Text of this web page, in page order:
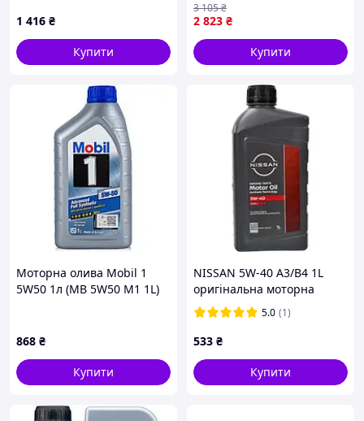
1 416 ₴
Купити
2 823 ₴
3 105₴
Купити
Моторна олива Mobil 1
5W50 1л (MB 5W50 M1 1L)
868 ₴
Купити
NISSAN 5W-40 A3/B4 1L
оригінальна моторна
олива
5.0 (1)
533 ₴
Купити